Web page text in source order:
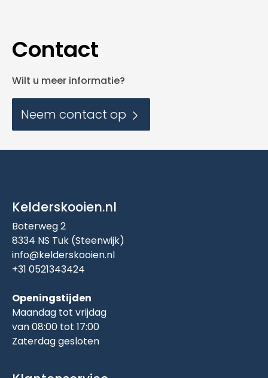
Contact
Wilt u meer informatie?
Neem contact op
Kelderskooien.nl
Boterweg 2
8334 NS Tuk (Steenwijk)
info@kelderskooien.nl
+31 0521343424
Openingstijden
Maandag tot vrijdag
van 08:00 tot 17:00
Zaterdag gesloten